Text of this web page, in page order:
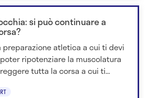
si può continuare a
preparazione atletica a cui ti devi
ripotenziare la muscolatura
tutta la corsa a cui ti...